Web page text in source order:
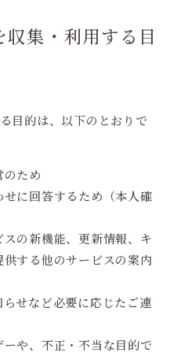
集・利用する目
目的は、以下のとおりで
のため
に回答するため（本人確
の新機能、更新情報、キ
する他のサービスの案内
せなど必要に応じたご連
や、不正・不当な目的で